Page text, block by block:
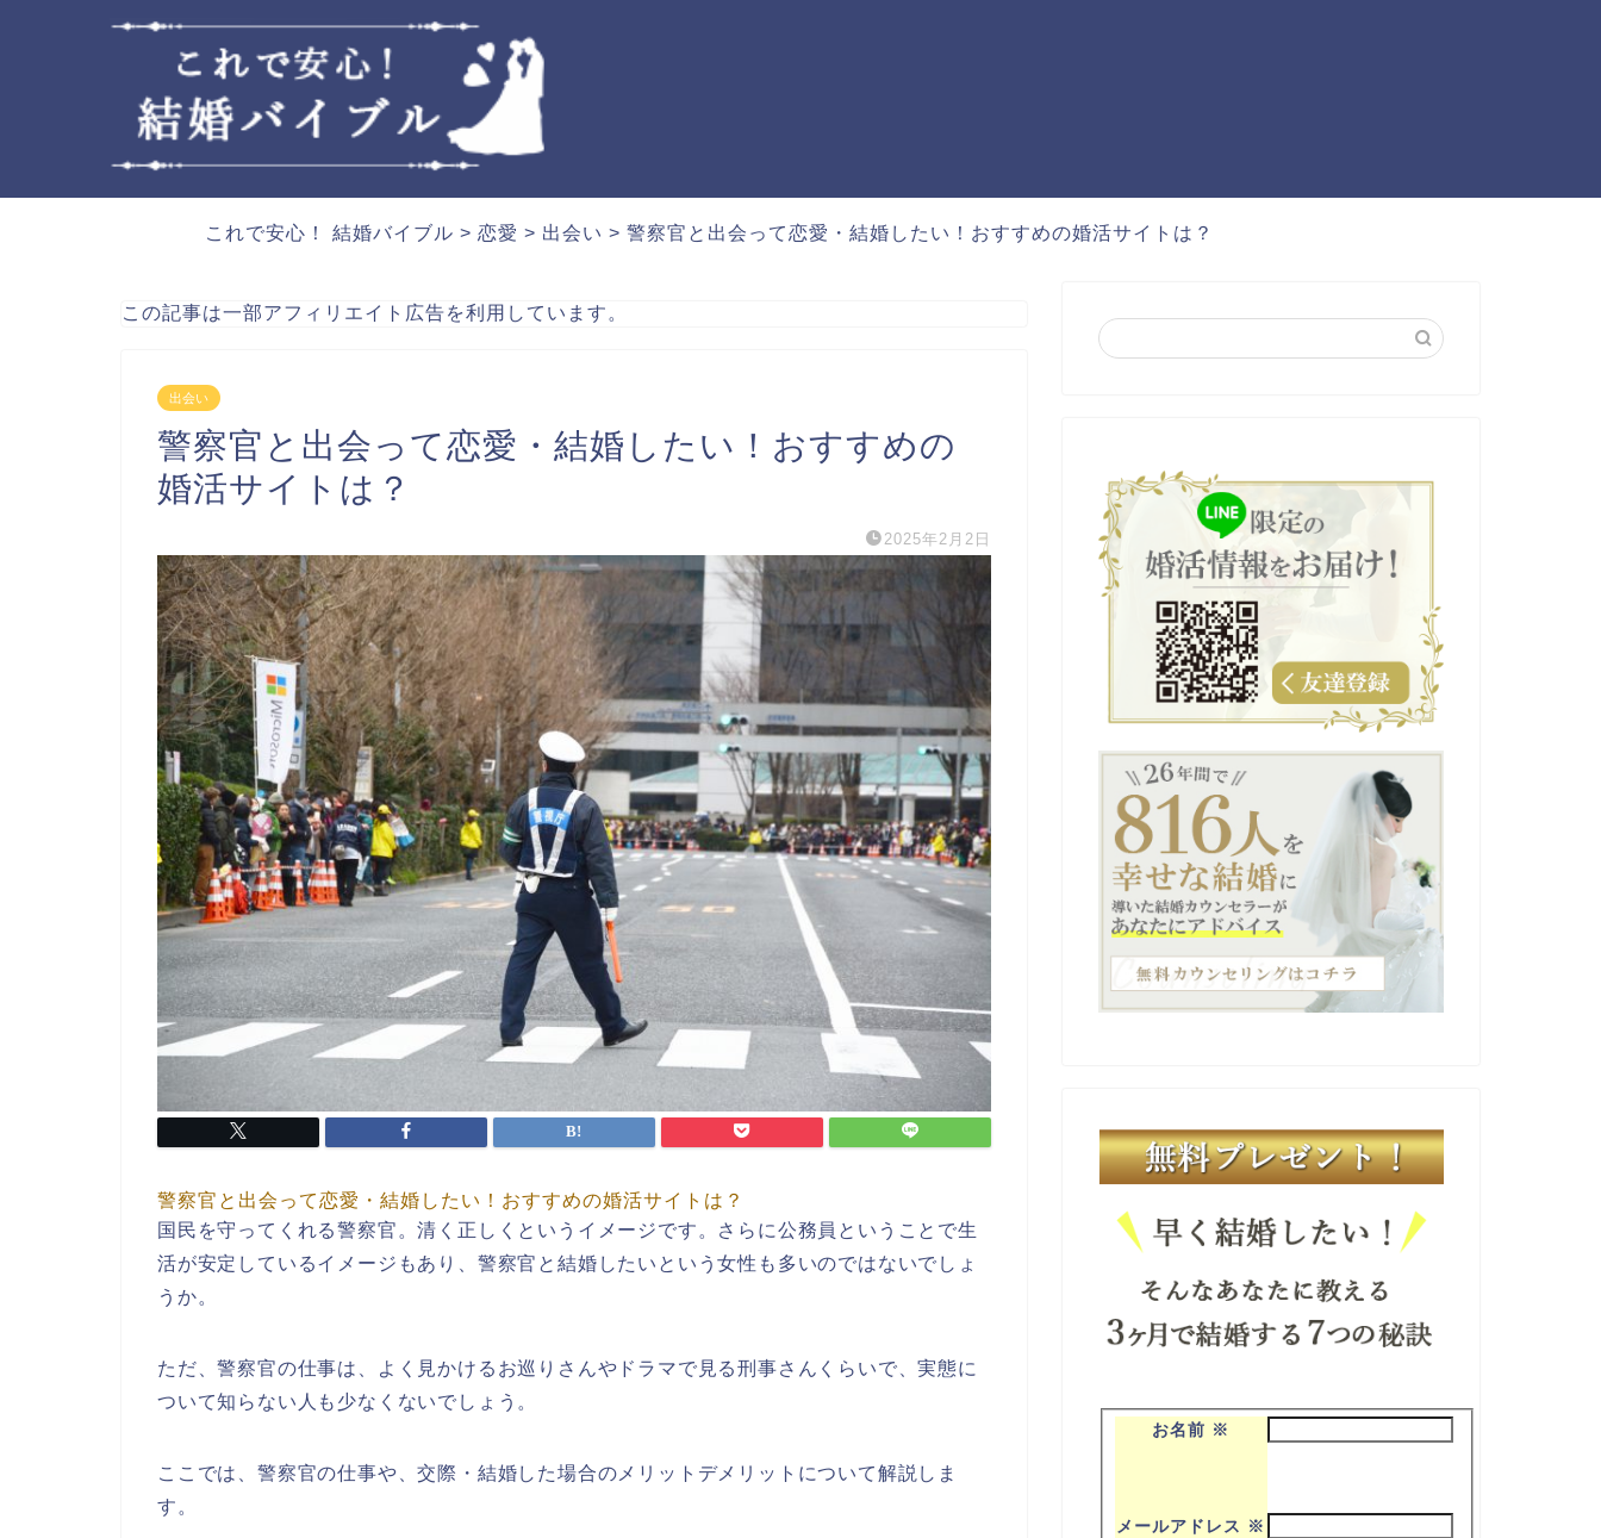
これで安心！ 結婚バイブル > 恋愛 > 出会い > 警察官と出会って恋愛・結婚したい！おすすめの婚活サイトは？
この記事は一部アフィリエイト広告を利用しています。
出会い
警察官と出会って恋愛・結婚したい！おすすめの
婚活サイトは？
2025年2月2日
警察官と出会って恋愛・結婚したい！おすすめの婚活サイトは？
国民を守ってくれる警察官。清く正しくというイメージです。さらに公務員ということで生
活が安定しているイメージもあり、警察官と結婚したいという女性も多いのではないでしょ
うか。
ただ、警察官の仕事は、よく見かけるお巡りさんやドラマで見る刑事さんくらいで、実態に
ついて知らない人も少なくないでしょう。
ここでは、警察官の仕事や、交際・結婚した場合のメリットデメリットについて解説しま
す。
お名前 ※
メールアドレス ※